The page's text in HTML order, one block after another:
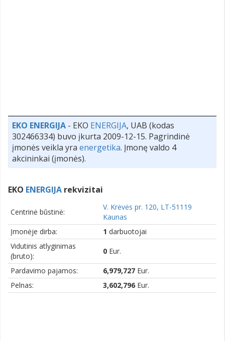
EKO ENERGIJA - EKO ENERGIJA, UAB (kodas
302466334) buvo įkurta 2009-12-15. Pagrindinė
įmonės veikla yra energetika. Įmonę valdo 4
akcininkai (įmonės).
EKO ENERGIJA rekvizitai
Centrinė būstinė:
V. Krėvės pr. 120, LT-51119
Kaunas
Įmonėje dirba:
1 darbuotojai
Vidutinis atlyginimas
(bruto):
0 Eur.
Pardavimo pajamos: 6,979,727 Eur.
Pelnas:
3,602,796 Eur.